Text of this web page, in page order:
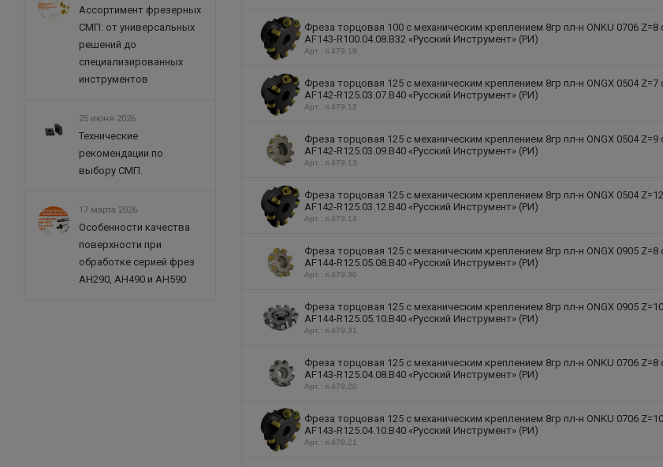
Фреза торцовая 100 с механическим креплением 8гр пл-н ONKU 0706
AF143-R100.04.08.B32 «Русский Инструмент» (РИ)
Арт.: ri.479.19
Фреза торцовая 125 с механическим креплением 8гр пл-н ONGX 0504
AF142-R125.03.07.B40 «Русский Инструмент» (РИ)
Арт.: ri.479.12
Фреза торцовая 125 с механическим креплением 8гр пл-н ONGX 0504
AF142-R125.03.09.B40 «Русский Инструмент» (РИ)
Арт.: ri.479.13
Фреза торцовая 125 с механическим креплением 8гр пл-н ONGX 0504
AF142-R125.03.12.B40 «Русский Инструмент» (РИ)
Арт.: ri.479.14
Фреза торцовая 125 с механическим креплением 8гр пл-н ONGX 0905
AF144-R125.05.08.B40 «Русский Инструмент» (РИ)
Арт.: ri.479.30
Фреза торцовая 125 с механическим креплением 8гр пл-н ONGX 0905
AF144-R125.05.10.B40 «Русский Инструмент» (РИ)
Арт.: ri.479.31
Фреза торцовая 125 с механическим креплением 8гр пл-н ONKU 0706
AF143-R125.04.08.B40 «Русский Инструмент» (РИ)
Арт.: ri.479.20
Фреза торцовая 125 с механическим креплением 8гр пл-н ONKU 0706
AF143-R125.04.10.B40 «Русский Инструмент» (РИ)
Арт.: ri.479.21
Ассортимент фрезерных
СМП: от универсальных
решений до
специализированных
инструментов
25 июня 2026
Технические
рекомендации по
выбору СМП.
17 марта 2026
Особенности качества
поверхности при
обработке серией фрез
AH290, AH490 и AH590